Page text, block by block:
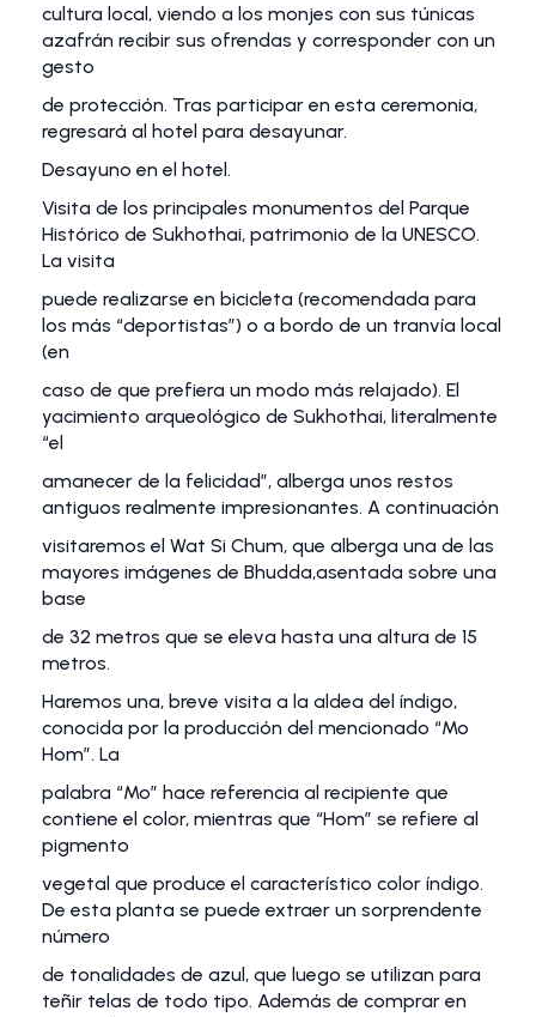
cultura local, viendo a los monjes con sus túnicas
azafrán recibir sus ofrendas y corresponder con un
gesto
de protección. Tras participar en esta ceremonia,
regresará al hotel para desayunar.
Desayuno en el hotel.
Visita de los principales monumentos del Parque
Histórico de Sukhothai, patrimonio de la UNESCO.
La visita
puede realizarse en bicicleta (recomendada para
los más “deportistas”) o a bordo de un tranvía local
(en
caso de que prefiera un modo más relajado). El
yacimiento arqueológico de Sukhothai, literalmente
“el
amanecer de la felicidad”, alberga unos restos
antiguos realmente impresionantes. A continuación
visitaremos el Wat Si Chum, que alberga una de las
mayores imágenes de Bhudda,asentada sobre una
base
de 32 metros que se eleva hasta una altura de 15
metros.
Haremos una, breve visita a la aldea del índigo,
conocida por la producción del mencionado “Mo
Hom”. La
palabra “Mo” hace referencia al recipiente que
contiene el color, mientras que “Hom” se refiere al
pigmento
vegetal que produce el característico color índigo.
De esta planta se puede extraer un sorprendente
número
de tonalidades de azul, que luego se utilizan para
teñir telas de todo tipo. Además de comprar en